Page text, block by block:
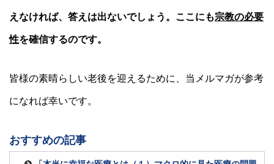
えなければ、答えは出ないでしょう。ここにも宗教の必要
性を確信するのです。
皆様の素晴らしい老後を迎えるために、当メルマガが参考
になれば幸いです。
おすすめの記事